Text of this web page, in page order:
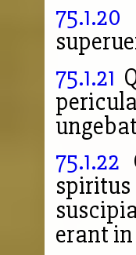
75.1.20
75.1.21
75.1.22
erant